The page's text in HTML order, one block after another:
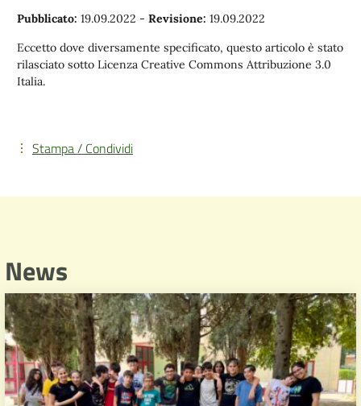
Pubblicato: 19.09.2022 - Revisione: 19.09.2022
Eccetto dove diversamente specificato, questo articolo è stato
rilasciato sotto Licenza Creative Commons Attribuzione 3.0
Italia.
Stampa / Condividi
News